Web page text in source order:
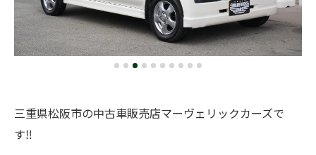
三重県松阪市の中古車販売店マーヴェリックカーズで
す‼️